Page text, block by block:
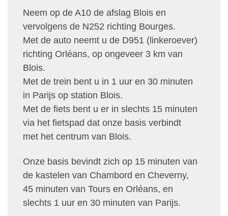
Neem op de A10 de afslag Blois en
vervolgens de N252 richting Bourges.
Met de auto neemt u de D951 (linkeroever)
richting Orléans, op ongeveer 3 km van
Blois.
Met de trein bent u in 1 uur en 30 minuten
in Parijs op station Blois.
Met de fiets bent u er in slechts 15 minuten
via het fietspad dat onze basis verbindt
met het centrum van Blois.
Onze basis bevindt zich op 15 minuten van
de kastelen van Chambord en Cheverny,
45 minuten van Tours en Orléans, en
slechts 1 uur en 30 minuten van Parijs.